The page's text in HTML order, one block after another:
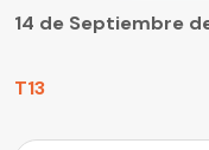
T13
14 de Septiembre